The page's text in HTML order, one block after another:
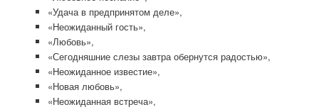
«Удача в предпринятом деле»,
«Неожиданный гость»,
«Любовь»,
«Сегодняшние слезы завтра обернутся радостью»,
«Неожиданное известие»,
«Новая любовь»,
«Неожиданная встреча»,